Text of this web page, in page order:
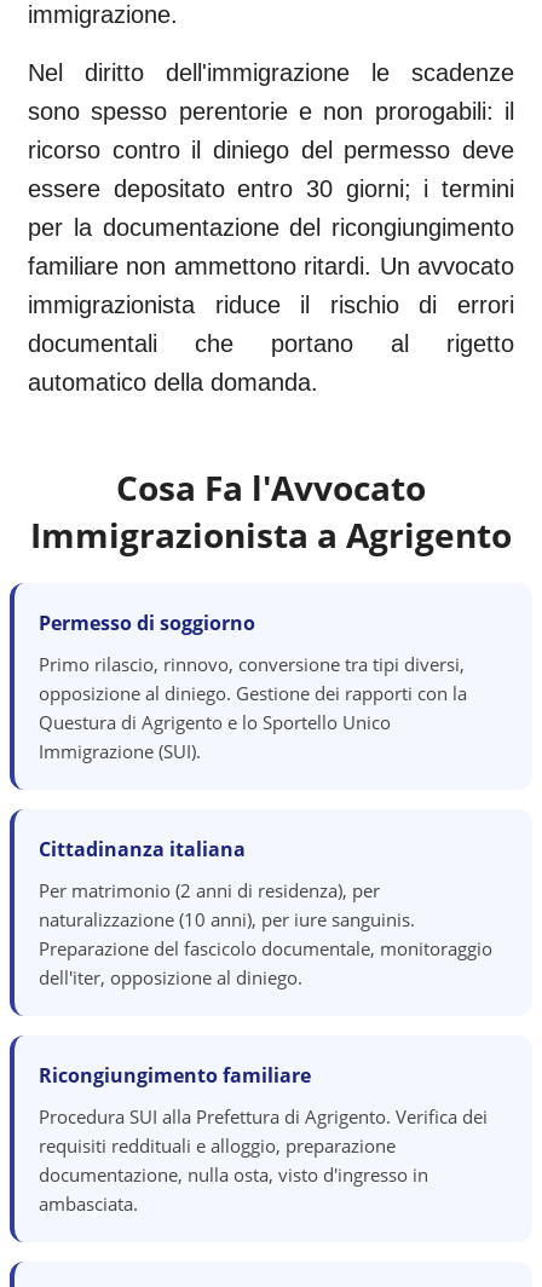
immigrazione.
Nel diritto dell'immigrazione le scadenze
sono spesso perentorie e non prorogabili: il
ricorso contro il diniego del permesso deve
essere depositato entro 30 giorni; i termini
per la documentazione del ricongiungimento
familiare non ammettono ritardi. Un avvocato
immigrazionista riduce il rischio di errori
documentali che portano al rigetto
automatico della domanda.
Cosa Fa l'Avvocato
Immigrazionista a Agrigento
Permesso di soggiorno
Primo rilascio, rinnovo, conversione tra tipi diversi,
opposizione al diniego. Gestione dei rapporti con la
Questura di Agrigento e lo Sportello Unico
Immigrazione (SUI).
Cittadinanza italiana
Per matrimonio (2 anni di residenza), per
naturalizzazione (10 anni), per iure sanguinis.
Preparazione del fascicolo documentale, monitoraggio
dell'iter, opposizione al diniego.
Ricongiungimento familiare
Procedura SUI alla Prefettura di Agrigento. Verifica dei
requisiti reddituali e alloggio, preparazione
documentazione, nulla osta, visto d'ingresso in
ambasciata.